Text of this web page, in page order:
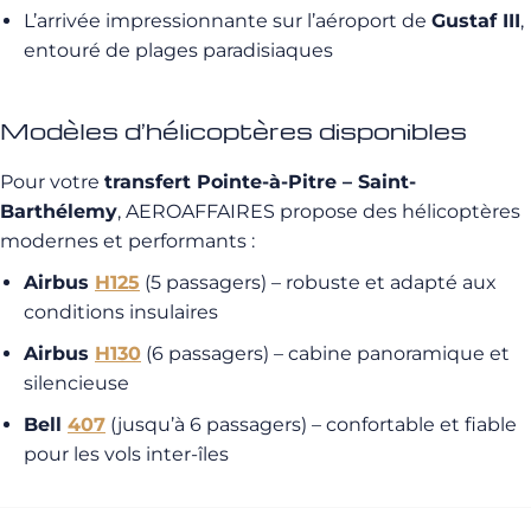
L’arrivée impressionnante sur l’aéroport de Gustaf III,
entouré de plages paradisiaques
Modèles d’hélicoptères disponibles
Pour votre transfert Pointe-à-Pitre – Saint-
Barthélemy, AEROAFFAIRES propose des hélicoptères
modernes et performants :
Airbus H125 (5 passagers) – robuste et adapté aux
conditions insulaires
Airbus H130 (6 passagers) – cabine panoramique et
silencieuse
Bell 407 (jusqu’à 6 passagers) – confortable et fiable
pour les vols inter-îles